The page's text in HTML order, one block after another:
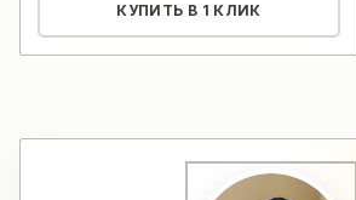
КУПИТЬ В 1 КЛИК